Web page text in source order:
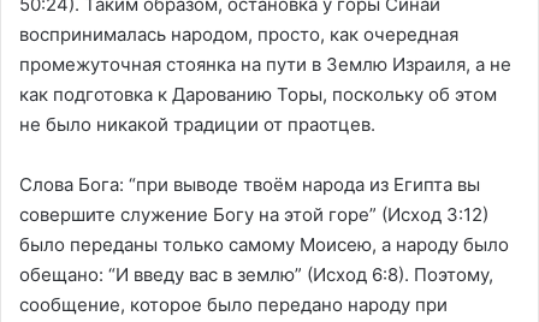
воспринималась народом, просто, как очередная
промежуточная стоянка на пути в Землю Израиля, а не
как подготовка к Дарованию Торы, поскольку об этом
не было никакой традиции от праотцев.
Слова Бога: “при выводе твоём народа из Египта вы
совершите служение Богу на этой горе” (Исход 3:12)
было переданы только самому Моисею, а народу было
обещано: “И введу вас в землю” (Исход 6:8). Поэтому,
сообщение, которое было передано народу при